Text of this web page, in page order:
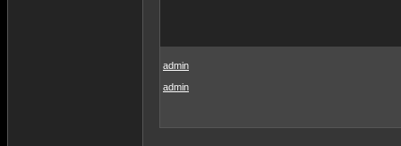
admin
admin